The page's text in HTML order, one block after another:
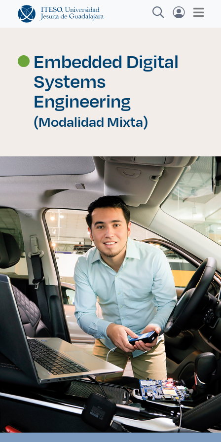
Explora sitios web, programas académicos,
actividades y noticias
Enlaces de interés
Aspirantes
Becas
Graduaciones
CRUCE
Derecho
Lo más buscado
Carreras
Embedded Digital
Systems
Engineering
(Modalidad Mixta)